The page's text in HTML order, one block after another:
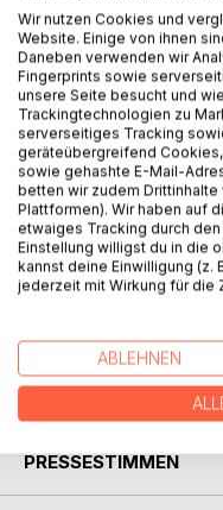
BESCHREIBUNG
Dieses Büchlein
einem scheinbaren
Botschaften. Wer weiß
gemeint war.
Wovon hier berichtet
Worten des Herz-
einfach: Das, was
PRESSESTIMMEN
Wir nutzen Cookies und
Website. Einige von ihnen
Daneben verwenden wir
Fingerprints sowie
unsere Seite besucht und
Trackingtechnologien zu
serverseitiges Tracking
geräteübergreifend
sowie gehashte E-Mail-
betten wir zudem
Plattformen). Wir haben auf
etwaiges Tracking durch
Einstellung willigst du in die
kannst deine Einwilligung (z.
jederzeit mit Wirkung für die
ABLEHNEN